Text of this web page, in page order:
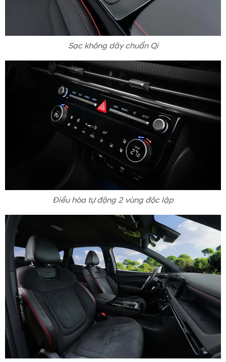
Sạc không dây chuẩn Qi
Điều hòa tự động 2 vùng độc lập